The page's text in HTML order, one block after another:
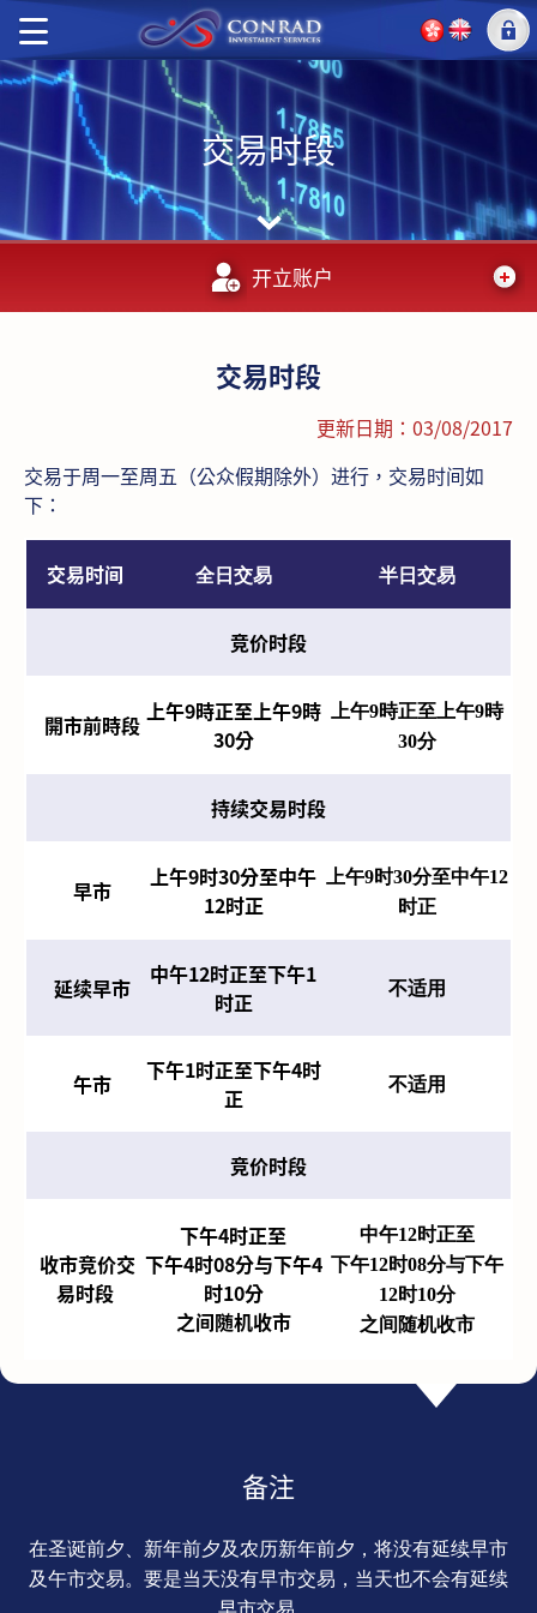
交易时段
开立账户
交易时段
更新日期：03/08/2017
交易于周一至周五（公众假期除外）进行，交易时间如
下：
交易时间 全日交易 半日交易
竞价时段
開市前時段 上午9時正至上午9時
30分
上午9時正至上午9時
30分
持续交易时段
早市
上午9时30分至中午
12时正
上午9时30分至中午12
时正
延续早市
中午12时正至下午1
时正
不适用
午市
下午1时正至下午4时
正
不适用
竞价时段
收市竞价交
易时段
下午4时正至
下午4时08分与下午4
时10分
之间随机收市
中午12时正至
下午12时08分与下午
12时10分
之间随机收市
备注
在圣诞前夕、新年前夕及农历新年前夕，将没有延续早市
及午市交易。要是当天没有早市交易，当天也不会有延续
早市交易。